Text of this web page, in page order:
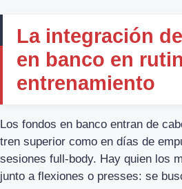
La integración
en banco en
entrenamiento
Los fondos en banco entran de
tren superior como en días de
sesiones full-body. Hay quien los
junto a flexiones o presses: se